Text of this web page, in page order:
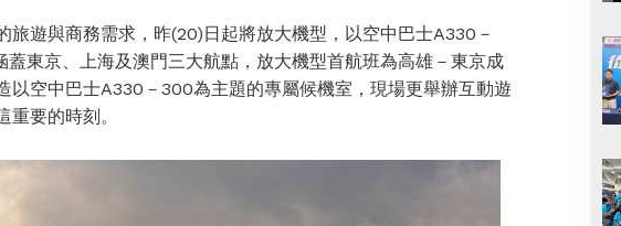
旅遊與商務需求，昨(20)日起將放大機型，以空中巴士A330－
東京、上海及澳門三大航點，放大機型首航班為高雄－東京成
以空中巴士A330－300為主題的專屬候機室，現場更舉辦互動遊
要的時刻。